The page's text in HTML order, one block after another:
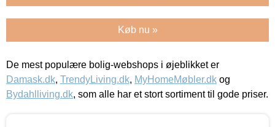
Køb nu »
De mest populære bolig-webshops i øjeblikket er
Damask.dk, TrendyLiving.dk, MyHomeMøbler.dk og
Bydahlliving.dk, som alle har et stort sortiment til gode priser.